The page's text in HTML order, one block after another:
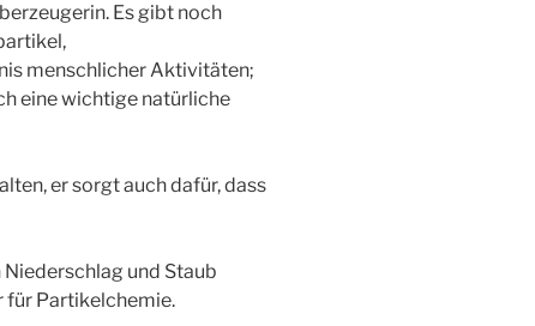
Es gibt noch
menschlicher Aktivitäten;
eine wichtige natürliche
er sorgt auch dafür, dass
und Staub
für Partikelchemie.